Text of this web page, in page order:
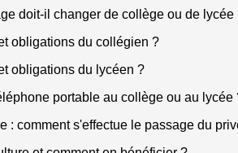
doit-il changer de collège ou de lycée
obligations du collégien ?
obligations du lycéen ?
portable au collège ou au lycée
: comment s'effectue le passage du